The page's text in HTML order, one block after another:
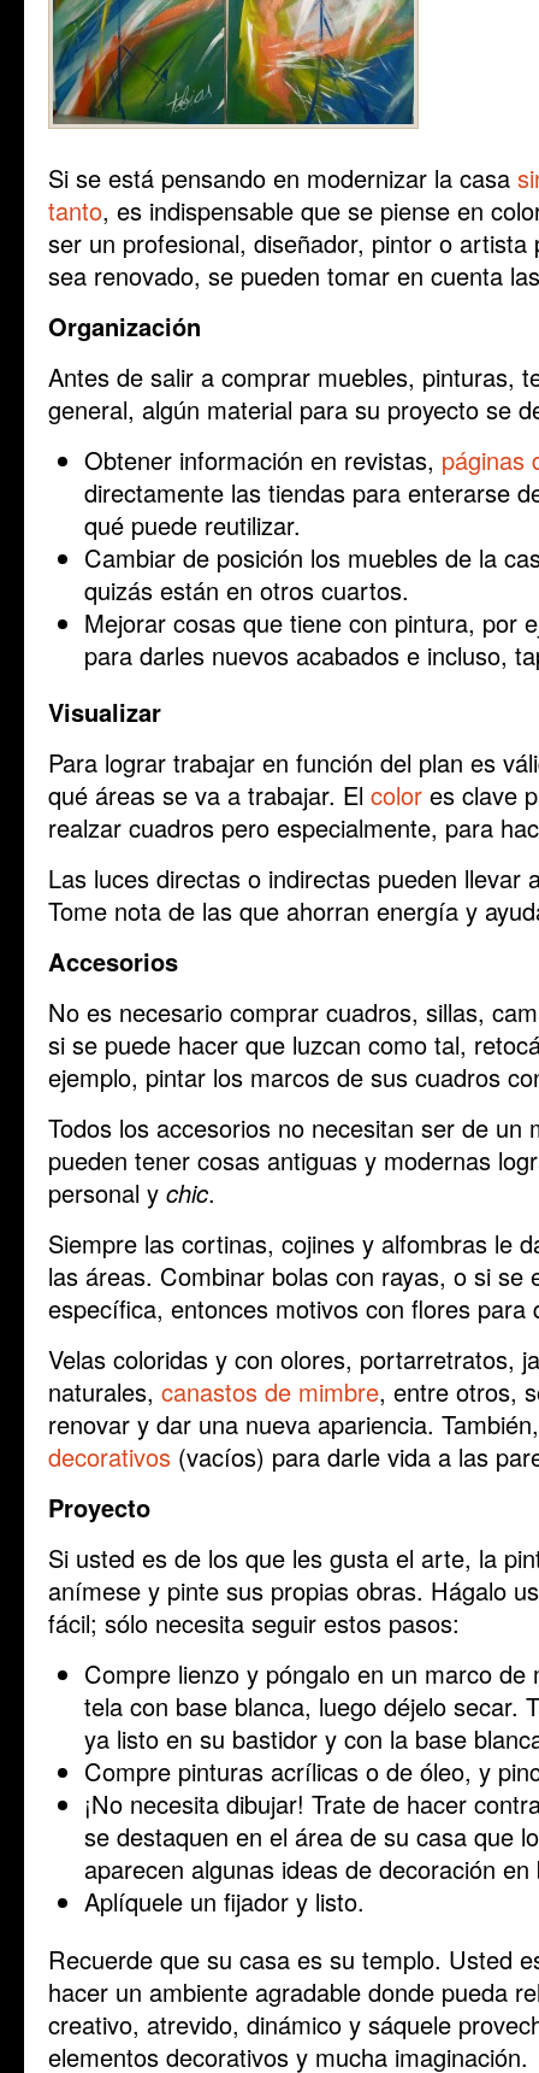
Si se está pensando en modernizar la casa
tanto, es indispensable que se piense en
ser un profesional, diseñador, pintor o
sea renovado, se pueden tomar en cuenta
Organización
Antes de salir a comprar muebles, pinturas,
general, algún material para su proyecto se
Obtener información en revistas, páginas
directamente las tiendas para enterarse
qué puede reutilizar.
Cambiar de posición los muebles de la
quizás están en otros cuartos.
Mejorar cosas que tiene con pintura, por
para darles nuevos acabados e incluso,
Visualizar
Para lograr trabajar en función del plan es
qué áreas se va a trabajar. El color es clave
realzar cuadros pero especialmente, para
Las luces directas o indirectas pueden llevar
Tome nota de las que ahorran energía y
Accesorios
No es necesario comprar cuadros, sillas,
si se puede hacer que luzcan como tal,
ejemplo, pintar los marcos de sus cuadros
Todos los accesorios no necesitan ser de un
pueden tener cosas antiguas y modernas
personal y chic.
Siempre las cortinas, cojines y alfombras le
las áreas. Combinar bolas con rayas, o si se
específica, entonces motivos con flores
Velas coloridas y con olores, portarretratos,
naturales, canastos de mimbre, entre otros,
renovar y dar una nueva apariencia.
decorativos (vacíos) para darle vida a las
Proyecto
Si usted es de los que les gusta el arte, la
anímese y pinte sus propias obras. Hágalo
fácil; sólo necesita seguir estos pasos:
Compre lienzo y póngalo en un marco de
tela con base blanca, luego déjelo secar.
ya listo en su bastidor y con la base
Compre pinturas acrílicas o de óleo, y
¡No necesita dibujar! Trate de hacer
se destaquen en el área de su casa que
aparecen algunas ideas de decoración en
Aplíquele un fijador y listo.
Recuerde que su casa es su templo. Usted
hacer un ambiente agradable donde pueda
creativo, atrevido, dinámico y sáquele
elementos decorativos y mucha imaginación.